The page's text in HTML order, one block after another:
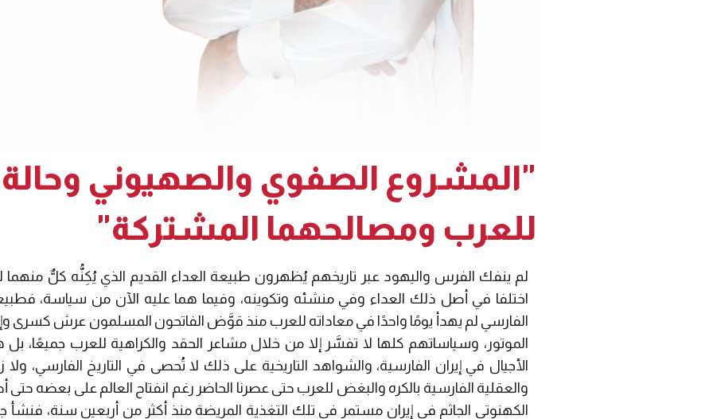
"المشروع الصفوي والصهيوني وحالة
للعرب ومصالحهما المشتركة"
لم ينفك الفرس واليهود عبر تاريخهم يُظهرون طبيعة العداء القديم الذي يُكِنُّه كلٌّ منهما
اختلفا في أصل ذلك العداء وفي منشئه وتكوينه، وفيما هما عليه الآن من سياسة،
الفارسي لم يهدأ يومًا واحدًا في معاداته للعرب منذ قوَّض الفاتحون المسلمون عرش كسرى
الموتور، وسياساتهم كلها لا تفسَّر إلا من خلال مشاعر الحقد والكراهية للعرب جميعًا،
الأجيال في إيران الفارسية، والشواهد التاريخية على ذلك لا تُحصى في التاريخ الفارسي،
والعقلية الفارسية بالكره والبغض للعرب حتى عصرنا الحاضر رغم انفتاح العالم على بعضه
الكهنوتي الجاثم في إيران مستمر في تلك التغذية المريضة منذ أكثر من أربعين سنة، فنشأ